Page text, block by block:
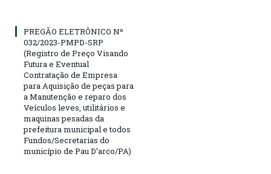
PREGÃO ELETRÔNICO Nº
032/2023-PMPD-SRP
(Registro de Preço Visando
Futura e Eventual
Contratação de Empresa
para Aquisição de peças para
a Manutenção e reparo dos
Veículos leves, utilitários e
maquinas pesadas da
prefeitura municipal e todos
Fundos/Secretarias do
município de Pau D’arco/PA)